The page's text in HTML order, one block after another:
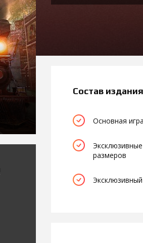
Состав издания
Основная
размеров